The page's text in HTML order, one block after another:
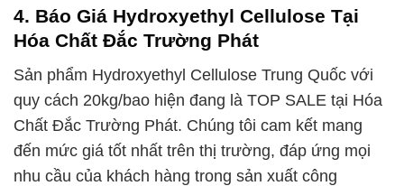
4. Báo Giá Hydroxyethyl Cellulose Tại
Hóa Chất Đắc Trường Phát
Sản phẩm Hydroxyethyl Cellulose Trung Quốc với
quy cách 20kg/bao hiện đang là TOP SALE tại Hóa
Chất Đắc Trường Phát. Chúng tôi cam kết mang
đến mức giá tốt nhất trên thị trường, đáp ứng mọi
nhu cầu của khách hàng trong sản xuất công